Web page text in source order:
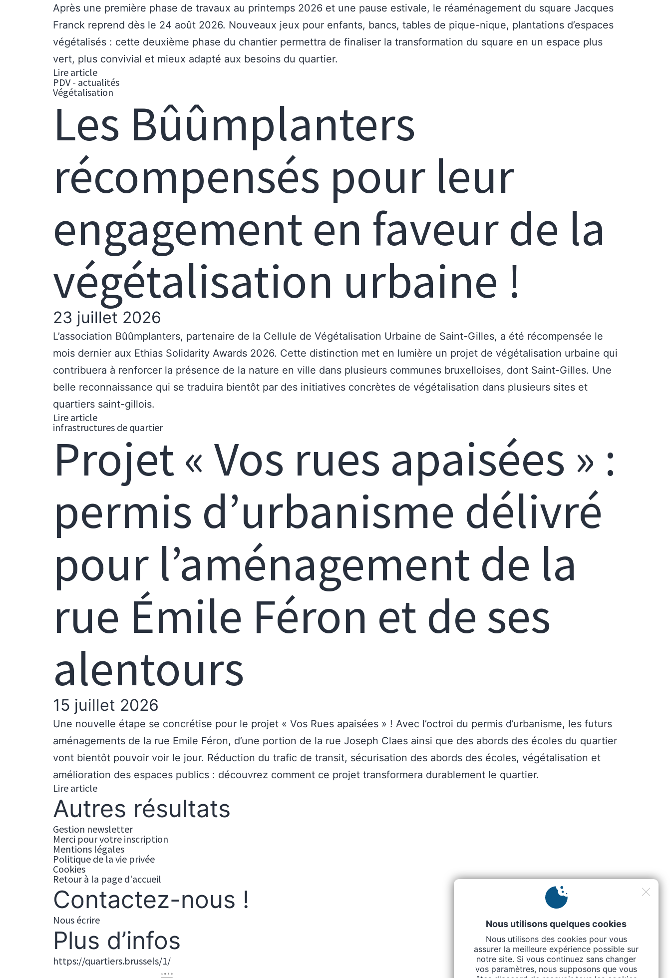
Après une première phase de travaux au printemps 2026 et une pause estivale, le réaménagement du square Jacques
Franck reprend dès le 24 août 2026. Nouveaux jeux pour enfants, bancs, tables de pique-nique, plantations d’espaces
végétalisés : cette deuxième phase du chantier permettra de finaliser la transformation du square en un espace plus
vert, plus convivial et mieux adapté aux besoins du quartier.
Lire article
PDV - actualités
Végétalisation
Les Bûûmplanters
récompensés pour leur
engagement en faveur de la
végétalisation urbaine !
23 juillet 2026
L’association Bûûmplanters, partenaire de la Cellule de Végétalisation Urbaine de Saint-Gilles, a été récompensée le
mois dernier aux Ethias Solidarity Awards 2026. Cette distinction met en lumière un projet de végétalisation urbaine qui
contribuera à renforcer la présence de la nature en ville dans plusieurs communes bruxelloises, dont Saint-Gilles. Une
belle reconnaissance qui se traduira bientôt par des initiatives concrètes de végétalisation dans plusieurs sites et
quartiers saint-gillois.
Lire article
infrastructures de quartier
Projet « Vos rues apaisées » :
permis d’urbanisme délivré
pour l’aménagement de la
rue Émile Féron et de ses
alentours
15 juillet 2026
Une nouvelle étape se concrétise pour le projet « Vos Rues apaisées » ! Avec l’octroi du permis d’urbanisme, les futurs
aménagements de la rue Emile Féron, d’une portion de la rue Joseph Claes ainsi que des abords des écoles du quartier
vont bientôt pouvoir voir le jour. Réduction du trafic de transit, sécurisation des abords des écoles, végétalisation et
amélioration des espaces publics : découvrez comment ce projet transformera durablement le quartier.
Lire article
Autres résultats
Gestion newsletter
Merci pour votre inscription
Mentions légales
Politique de la vie privée
Cookies
Retour à la page d'accueil
Contactez-nous !
Nous écrire
Plus d’infos
https://quartiers.brussels/1/
Nous utilisons quelques cookies
Nous utilisons des cookies pour vous
assurer la meilleure expérience possible sur
notre site. Si vous continuez sans changer
vos paramètres, nous supposons que vous